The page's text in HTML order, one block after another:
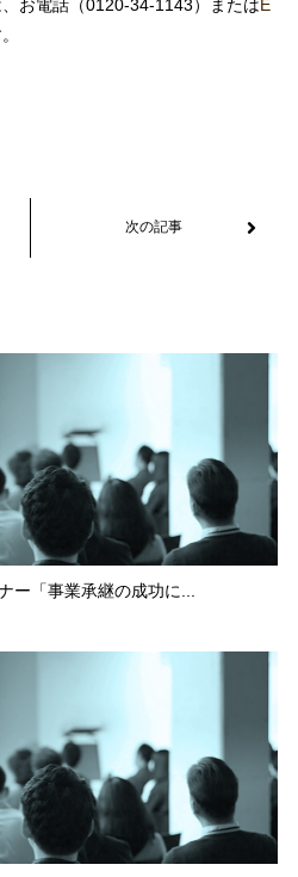
お電話（0120-34-1143）またはE
ー「事業承継の成功に...